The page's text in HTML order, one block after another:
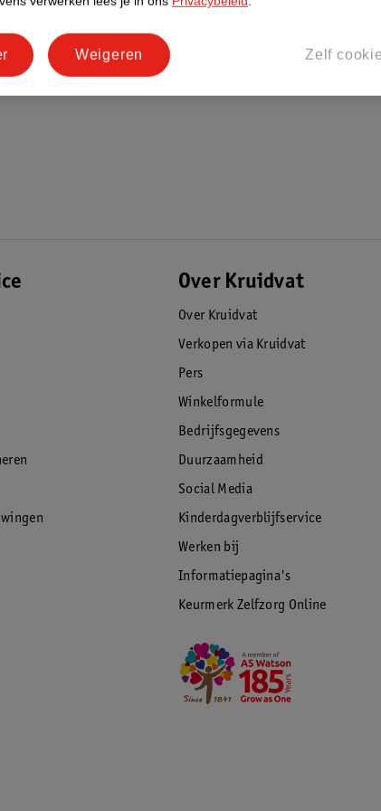
Over Kruidvat
Over Kruidvat
Verkopen via Kruidvat
Pers
Winkelformule
Bedrijfsgegevens
Duurzaamheid
Social Media
Kinderdagverblijfservice
Werken bij
Informatiepagina's
Keurmerk Zelfzorg Online
Zelf
Weigeren